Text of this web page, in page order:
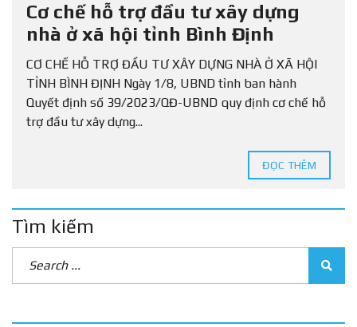
Cơ chế hỗ trợ đầu tư xây dựng
nhà ở xã hội tỉnh Bình Định
CƠ CHẾ HỖ TRỢ ĐẦU TƯ XÂY DỰNG NHÀ Ở XÃ HỘI
TỈNH BÌNH ĐỊNH Ngày 1/8, UBND tỉnh ban hành
Quyết định số 39/2023/QĐ-UBND quy định cơ chế hỗ
trợ đầu tư xây dựng...
ĐỌC THÊM
Tìm kiếm